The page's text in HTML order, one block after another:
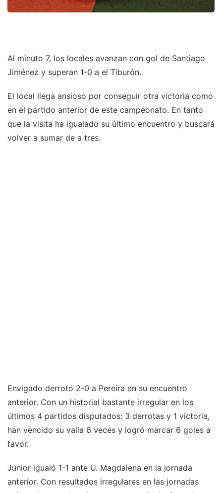
Al minuto 7, los locales avanzan con gol de Santiago
Jiménez y superan 1-0 a el Tiburón.
El local llega ansioso por conseguir otra victoria como
en el partido anterior de este campeonato. En tanto
que la visita ha igualado su último encuentro y buscará
volver a sumar de a tres.
Envigado derrotó 2-0 a Pereira en su encuentro
anterior. Con un historial bastante irregular en los
últimos 4 partidos disputados: 3 derrotas y 1 victoria,
han vencido su valla 6 veces y logró marcar 6 goles a
favor.
Junior igualó 1-1 ante U. Magdalena en la jornada
anterior. Con resultados irregulares en las jornadas